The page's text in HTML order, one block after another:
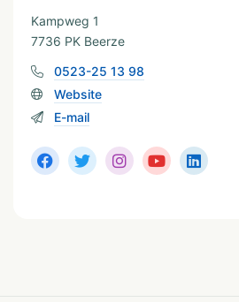
Kampweg 1
7736 PK Beerze
0523-25 13 98
Website
E-mail